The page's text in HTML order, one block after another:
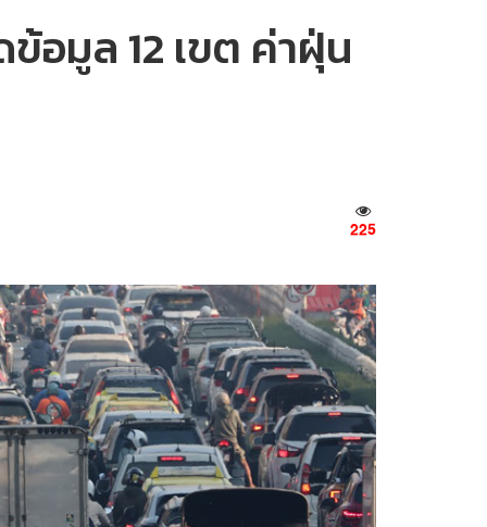
อมูล 12 เขต ค่าฝุ่น
225